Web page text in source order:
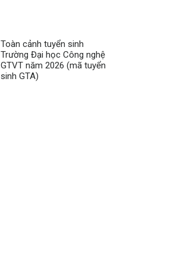
Toàn cảnh tuyển sinh
Trường Đại học Công nghệ
GTVT năm 2026 (mã tuyển
sinh GTA)